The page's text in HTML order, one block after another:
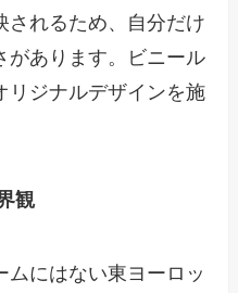
されるため、自分だけ
があります。ビニール
リジナルデザインを施
観
ムにはない東ヨーロッ